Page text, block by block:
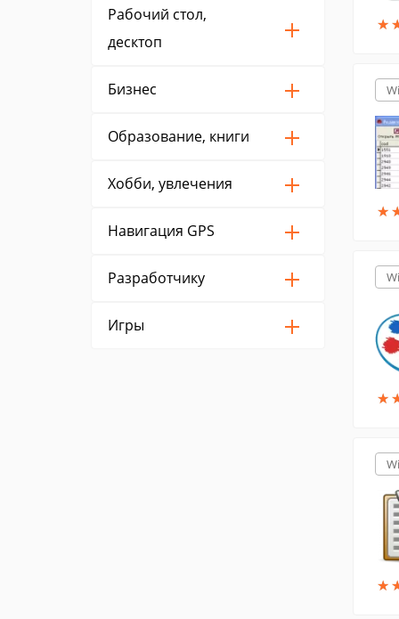
Рабочий стол,
десктоп
Бизнес
Образование, книги
Хобби, увлечения
Навигация GPS
Разработчику
Игры
★
★
★
★
★
★
★
★